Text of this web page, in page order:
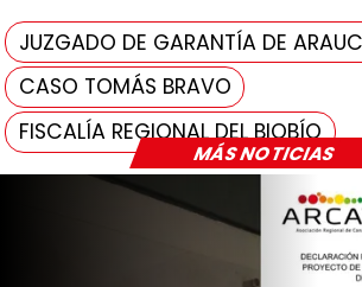
MÁS NOTICIAS
JUZGADO DE GARANTÍA DE
CASO TOMÁS BRAVO
FISCALÍA REGIONAL DEL BIOBÍO